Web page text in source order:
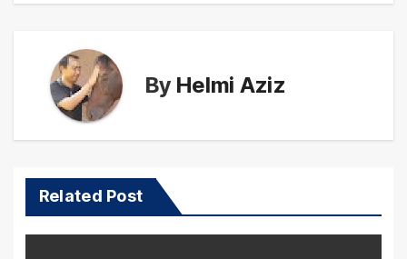
By Helmi Aziz
Related Post